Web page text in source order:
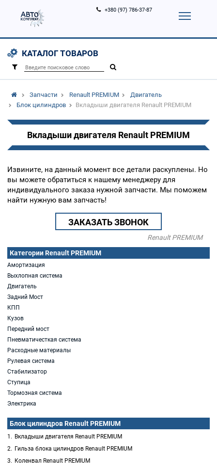
0)
Услуги
+380 (97) 786-37-87
КАТАЛОГ ТОВАРОВ
Запчасти Renault PREMIUM
Двигатель
Блок цилиндров
Вкладыши двигателя Renault PREMIUM
Вкладыши двигателя Renault PREMIUM
Категории Renault PREMIUM
Амортизация
Выхлопная система
Двигатель
Задний Мост
КПП
Кузов
Передний мост
Пневматичесткая система
Расходные материалы
Рулевая система
Стабилизатор
Ступица
Тормозная система
Электрика
Блок цилиндров Renault PREMIUM
Вкладыши двигателя Renault PREMIUM
Гильза блока цилиндров Renault PREMIUM
Коленвал Renault PREMIUM
Извините, на данный момент все детали раскуплены. Но
вы можете обратиться к нашему менеджеру для
индивидуального заказа нужной запчасти. Мы поможем
найти нужную вам запчасть!
ЗАКАЗАТЬ ЗВОНОК
Renault PREMIUM